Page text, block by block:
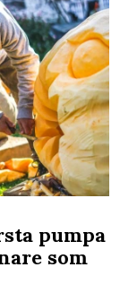
pumpa
som